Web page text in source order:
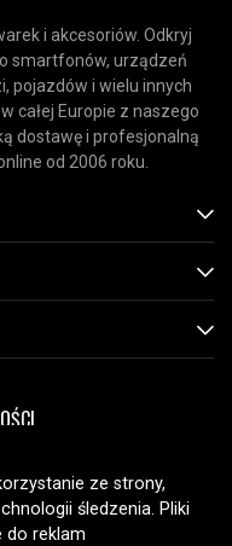
i akcesoriów. Odkryj
smartfonów, urządzeń
pojazdów i wielu innych
całej Europie z naszego
dostawę i profesjonalną
od 2006 roku.
ze strony,
śledzenia. Pliki
do reklam